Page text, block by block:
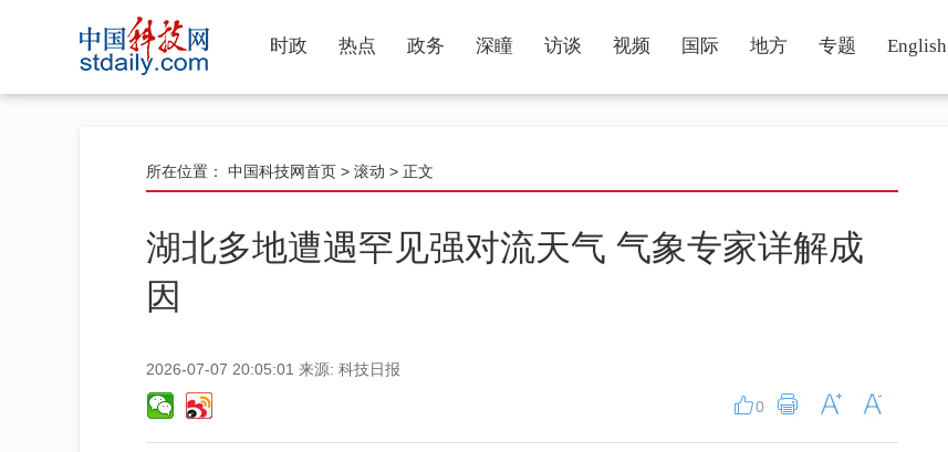
时政 热点 政务 深瞳 访谈 视频 国际 地方 专题 English
所在位置： 中国科技网首页 > 滚动 > 正文
湖北多地遭遇罕见强对流天气 气象专家详解成
因
2026-07-07 20:05:01 来源: 科技日报
0